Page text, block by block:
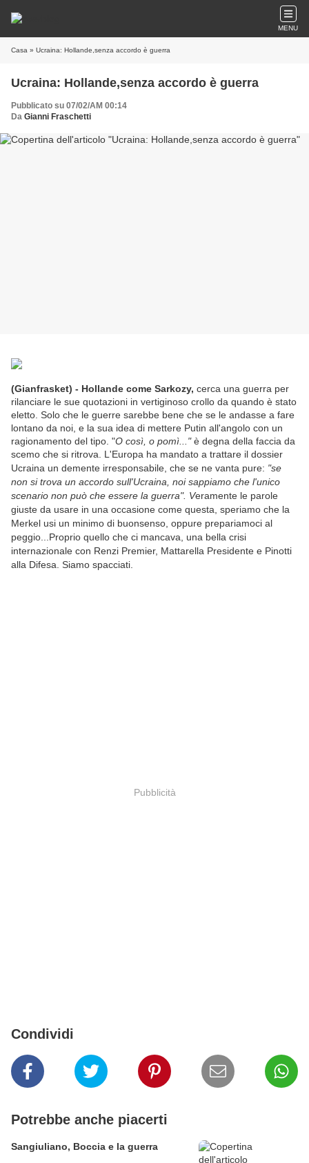
MENU
Casa » Ucraina: Hollande,senza accordo è guerra
Ucraina: Hollande,senza accordo è guerra
Pubblicato su 07/02/AM 00:14
Da Gianni Fraschetti
(Gianfrasket) - Hollande come Sarkozy, cerca una guerra per
rilanciare le sue quotazioni in vertiginoso crollo da quando è stato
eletto. Solo che le guerre sarebbe bene che se le andasse a fare
lontano da noi, e la sua idea di mettere Putin all'angolo con un
ragionamento del tipo. "O così, o pomì..."è degna della faccia da
scemo che si ritrova. L'Europa ha mandato a trattare il dossier
Ucraina un demente irresponsabile, che se ne vanta pure: "se
non si trova un accordo sull'Ucraina, noi sappiamo che l'unico
scenario non può che essere la guerra". Veramente le parole
giuste da usare in una occasione come questa, speriamo che la
Merkel usi un minimo di buonsenso, oppure prepariamoci al
peggio...Proprio quello che ci mancava, una bella crisi
internazionale con Renzi Premier, Mattarella Presidente e Pinotti
alla Difesa. Siamo spacciati.
Pubblicità
Condividi
Potrebbe anche piacerti
Sangiuliano, Boccia e la guerra